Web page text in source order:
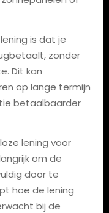
is dat je
zonder
Dit kan
op lange termijn
betaalbaarder
lening voor
om de
door te
hoe de lening
bij de